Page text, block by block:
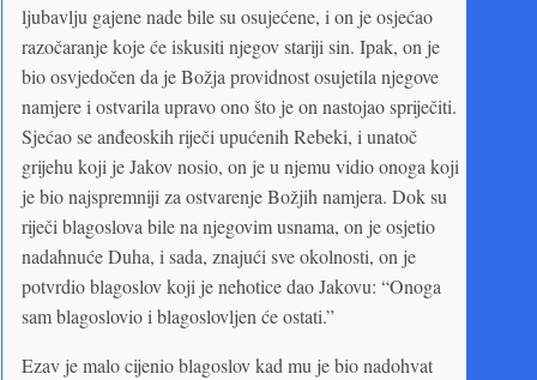
ljubavlju gajene nade bile su osujećene, i on je osjećao
razočaranje koje će iskusiti njegov stariji sin. Ipak, on je
bio osvjedočen da je Božja providnost osujetila njegove
namjere i ostvarila upravo ono što je on nastojao spriječiti.
Sjećao se anđeoskih riječi upućenih Rebeki, i unatoč
grijehu koji je Jakov nosio, on je u njemu vidio onoga koji
je bio najspremniji za ostvarenje Božjih namjera. Dok su
riječi blagoslova bile na njegovim usnama, on je osjetio
nadahnuće Duha, i sada, znajući sve okolnosti, on je
potvrdio blagoslov koji je nehotice dao Jakovu: “Onoga
sam blagoslovio i blagoslovljen će ostati.”
Ezav je malo cijenio blagoslov kad mu je bio nadohvat